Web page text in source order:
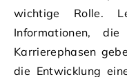
wichtige Rolle.
Informationen,
Karrierephasen
die Entwicklung